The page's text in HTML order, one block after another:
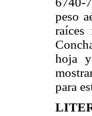
peso
raíces
hoja
para